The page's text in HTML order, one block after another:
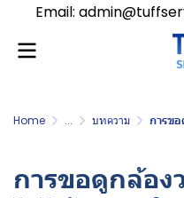
Email:
Home ... บทความ การขอ
การขอดูกล้อง